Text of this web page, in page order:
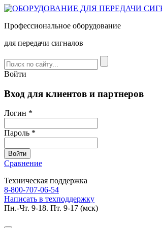
Профессиональное оборудование
для передачи сигналов
Войти
Вход для клиентов и партнеров
Логин *
Пароль *
Сравнение
Техническая поддержка
8-800-707-06-54
Написать в техподдержку
Пн.-Чт. 9-18. Пт. 9-17 (мск)